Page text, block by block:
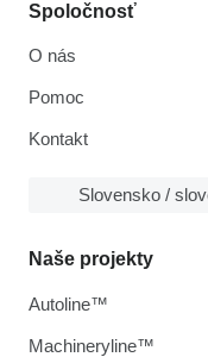
Spoločnosť
O nás
Pomoc
Kontakt
Slovensko /
Naše projekty
Autoline™
Machineryline™